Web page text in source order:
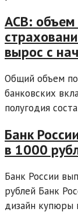
АСВ:
вырос с
Общий объем
банковских
полугодия
Банк
в 1000
Банк России
рублей Банк
дизайн купюры